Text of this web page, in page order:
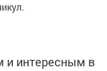
интересным в